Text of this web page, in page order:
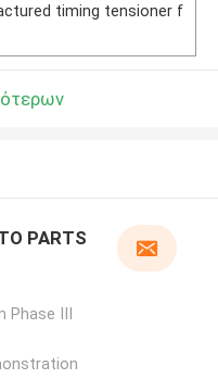
timing tensioner f
PARTS
III